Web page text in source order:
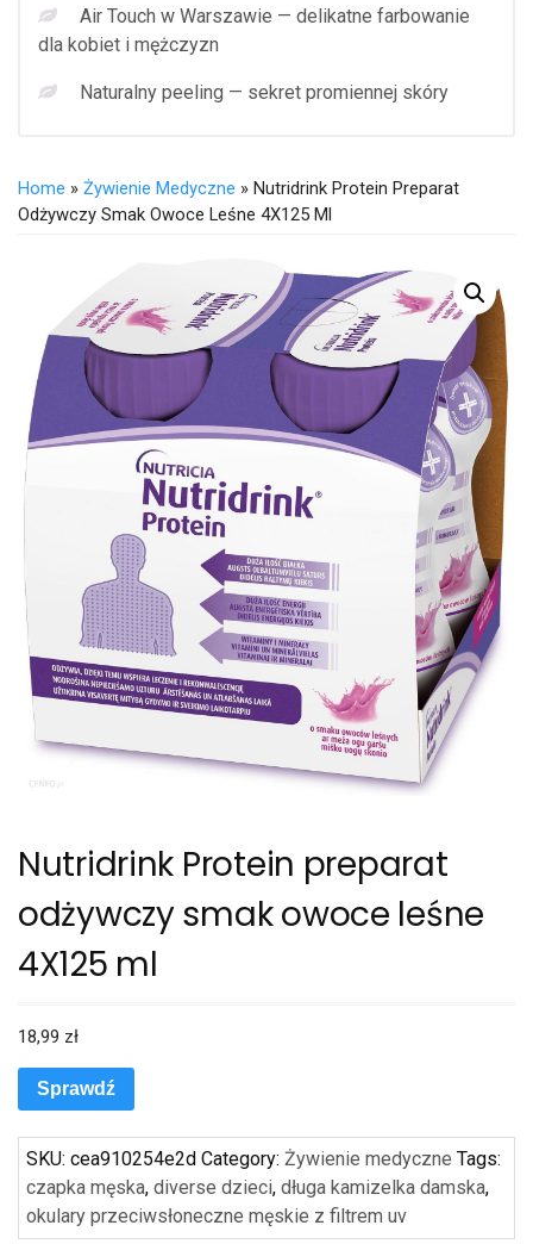
Air Touch w Warszawie — delikatne farbowanie
dla kobiet i mężczyzn
Naturalny peeling — sekret promiennej skóry
Home » Żywienie Medyczne » Nutridrink Protein Preparat
Odżywczy Smak Owoce Leśne 4X125 Ml
Nutridrink Protein preparat
odżywczy smak owoce leśne
4X125 ml
18,99 zł
Sprawdź
SKU: cea910254e2d Category: Żywienie medyczne Tags:
czapka męska, diverse dzieci, długa kamizelka damska,
okulary przeciwsłoneczne męskie z filtrem uv